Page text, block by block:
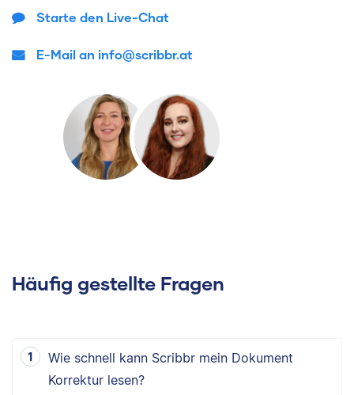
Starte den Live-Chat
E-Mail an info@scribbr.at
Häufig gestellte Fragen
Wie schnell kann Scribbr mein Dokument
Korrektur lesen?